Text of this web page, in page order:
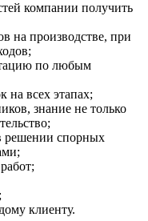
компании получить
на производстве, при
по любым
на всех этапах;
знание не только
решении спорных
клиенту.